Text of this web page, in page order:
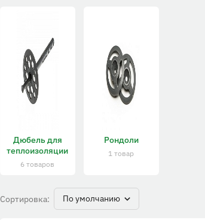
Дюбель для
теплоизоляции
6 товаров
Рондоли
1 товар
Сортировка: По умолчанию